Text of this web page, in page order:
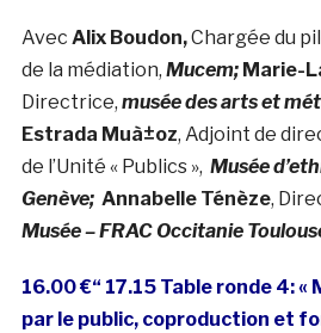
Avec Alix Boudon,Chargée du
de la médiation, Mucem; Marie-
Directrice, musée des arts et
Estrada Muà±oz, Adjoint de
de l’Unité « Publics », Musée
Genève; Annabelle Ténèze,
Musée – FRAC Occitanie
16.00 €“ 17.15 Table ronde 4:
par le public, coproduction et